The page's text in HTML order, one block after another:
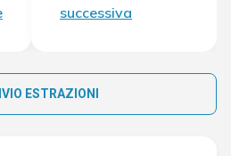
successiva
ESTRAZIONI